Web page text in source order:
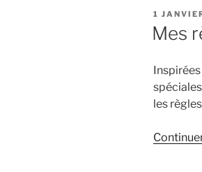
PUBLIÉ
LE
1
Mes
les